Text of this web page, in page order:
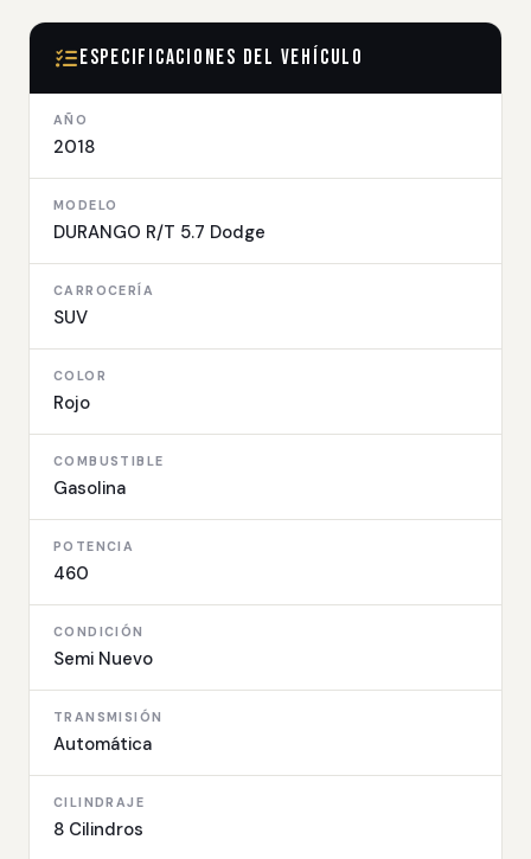
Especificaciones del Vehículo
AÑO
2018
MODELO
DURANGO R/T 5.7 Dodge
CARROCERÍA
SUV
COLOR
Rojo
COMBUSTIBLE
Gasolina
POTENCIA
460
CONDICIÓN
Semi Nuevo
TRANSMISIÓN
Automática
CILINDRAJE
8 Cilindros